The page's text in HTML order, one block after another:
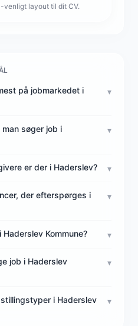
venligt layout til dit CV.
på jobmarkedet i
▾
søger job i
▾
er der i Haderslev? ▾
der efterspørges i
▾
Kommune? ▾
job i Haderslev
▾
i Haderslev
▾